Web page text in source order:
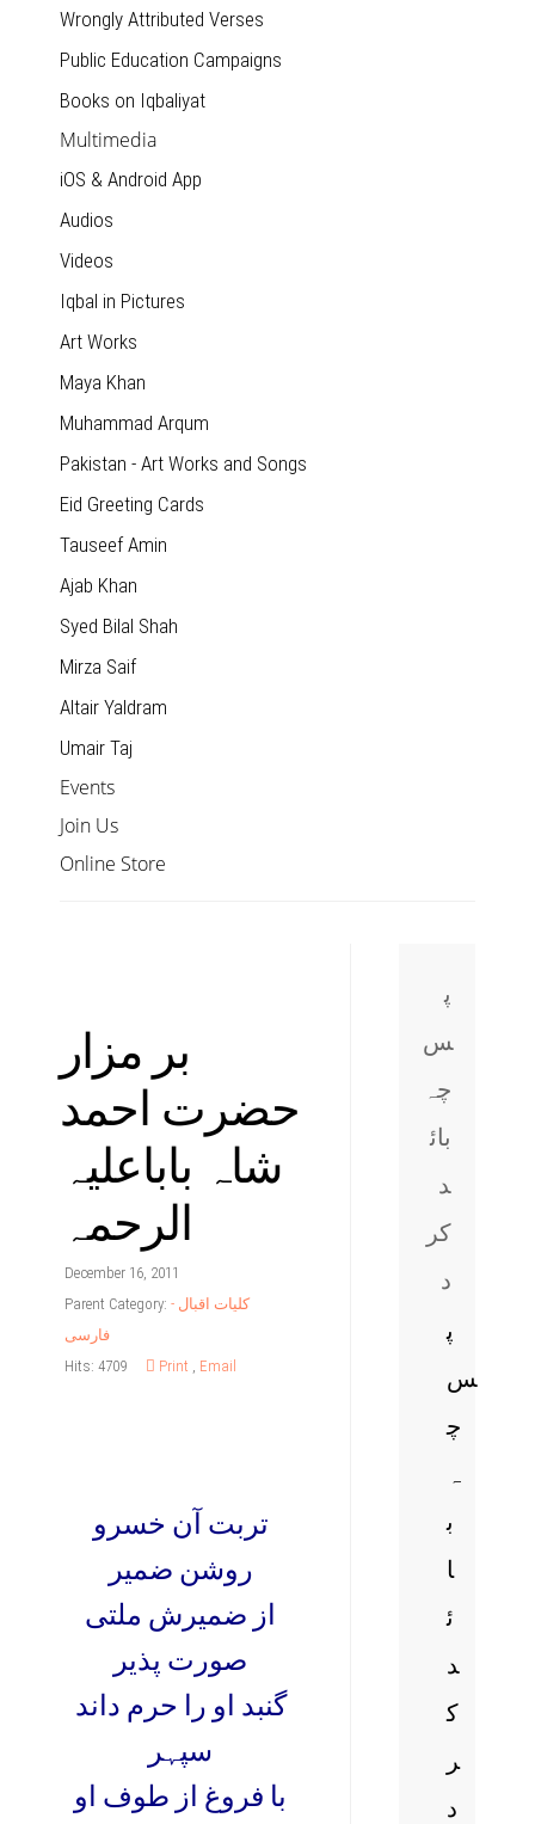
Wrongly Attributed Verses
Public Education Campaigns
Books on Iqbaliyat
Multimedia
iOS & Android App
Audios
Videos
Iqbal in Pictures
Art Works
Maya Khan
Muhammad Arqum
Pakistan - Art Works and Songs
Eid Greeting Cards
Tauseef Amin
Ajab Khan
Syed Bilal Shah
Mirza Saif
Altair Yaldram
Umair Taj
Events
Join Us
Online Store
بر مزار
حضرت احمد
شاہ باباعلیہ
الرحمہ
December 16, 2011
Parent Category: کلیات اقبال -
فارسی
Hits: 4709
Print , Email
تربت آن خسرو
روشن ضمیر
از ضمیرش ملتی
صورت پذیر
گنبد او را حرم داند
سپہر
با فروغ از طوف او
پ
س
چہ
بائ
د
کر
د
پ
س
چ
ہ
ب
ا
ئ
د
ک
ر
د